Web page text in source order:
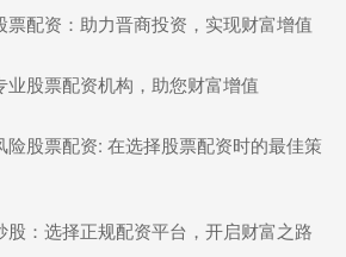
票配资：助力晋商投资，实现财富增值
业股票配资机构，助您财富增值
险股票配资: 在选择股票配资时的最佳策
股：选择正规配资平台，开启财富之路